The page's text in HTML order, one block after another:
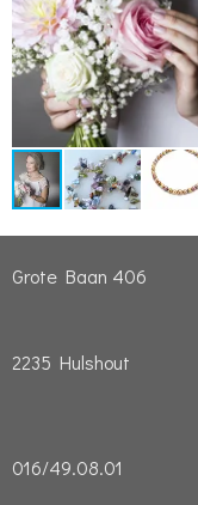
Grote
2235 Hulshout
016/49.08.01